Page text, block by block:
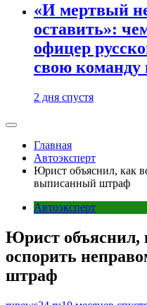
«И мертвый
оставить»:
офицер
свою команду
2 дня спустя
Главная
Автоэксперт
Юрист объяснил, как
выписанный штраф
Автоэксперт
Юрист объяснил,
оспорить
штраф